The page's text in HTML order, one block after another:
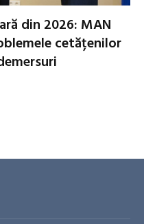
din 2026: MAN
cetățenilor